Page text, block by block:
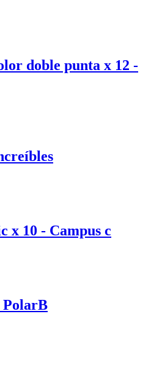
doble punta x 12 -
x 10 - Campus c